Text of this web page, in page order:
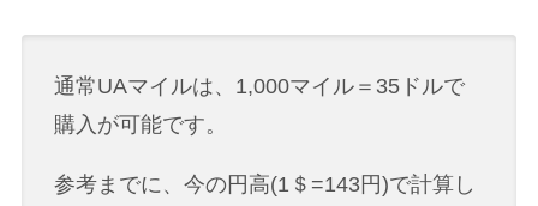
通常UAマイルは、1,000マイル＝35ドルで
購入が可能です。
参考までに、今の円高(1＄=143円)で計算し